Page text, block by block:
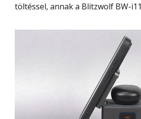
töltéssel, annak a Blitzwolf BW-